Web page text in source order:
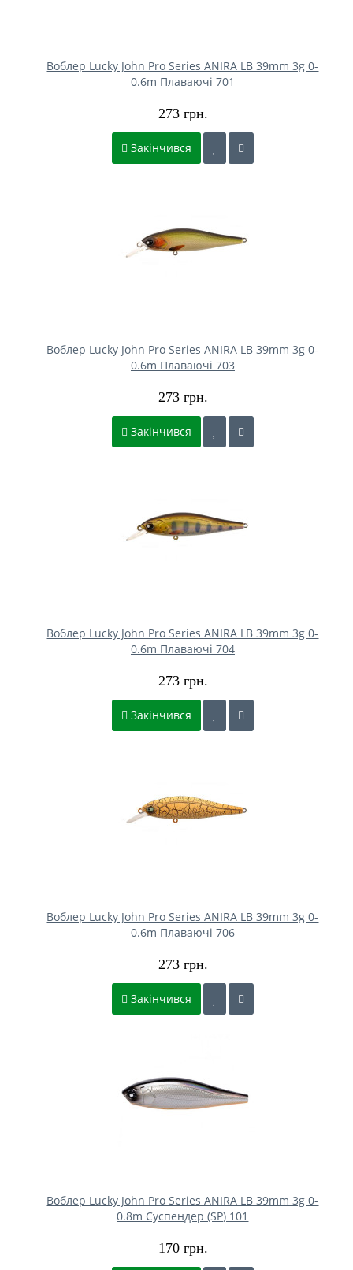
Воблер Lucky John Pro Series ANIRA LB 39mm 3g 0-
0.6m Плаваючі 701
273 грн.
Закінчився
Воблер Lucky John Pro Series ANIRA LB 39mm 3g 0-
0.6m Плаваючі 703
273 грн.
Закінчився
Воблер Lucky John Pro Series ANIRA LB 39mm 3g 0-
0.6m Плаваючі 704
273 грн.
Закінчився
Воблер Lucky John Pro Series ANIRA LB 39mm 3g 0-
0.6m Плаваючі 706
273 грн.
Закінчився
Воблер Lucky John Pro Series ANIRA LB 39mm 3g 0-
0.8m Cуспендер (SP) 101
170 грн.